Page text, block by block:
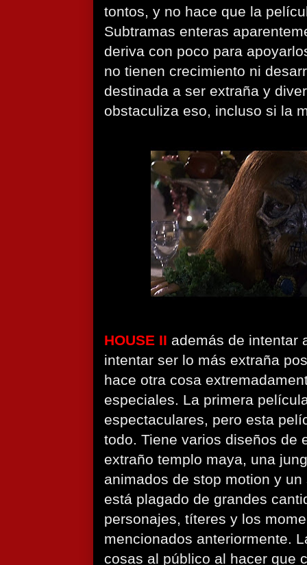
tontos, y no hace que la
Subtramas enteras
deriva con poco para
no tienen crecimiento ni
destinada a ser extraña y
obstaculiza eso, incluso si la
HOUSE II además de intentar
intentar ser lo más extraña
hace otra cosa
especiales. La primera
espectaculares, pero esta
todo. Tiene varios diseños de
extraño templo maya, una
animados de stop motion y
está plagado de grandes
personajes, títeres y los
mencionados anteriormente.
cosas al público al hacer que